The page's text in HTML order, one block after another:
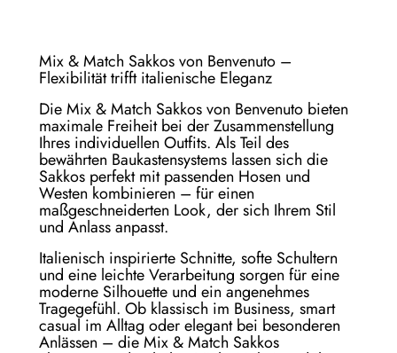
Mix & Match Sakkos von Benvenuto –
Flexibilität trifft italienische Eleganz
Die Mix & Match Sakkos von Benvenuto bieten
maximale Freiheit bei der Zusammenstellung
Ihres individuellen Outfits. Als Teil des
bewährten Baukastensystems lassen sich die
Sakkos perfekt mit passenden Hosen und
Westen kombinieren – für einen
maßgeschneiderten Look, der sich Ihrem Stil
und Anlass anpasst.
Italienisch inspirierte Schnitte, softe Schultern
und eine leichte Verarbeitung sorgen für eine
moderne Silhouette und ein angenehmes
Tragegefühl. Ob klassisch im Business, smart
casual im Alltag oder elegant bei besonderen
Anlässen – die Mix & Match Sakkos